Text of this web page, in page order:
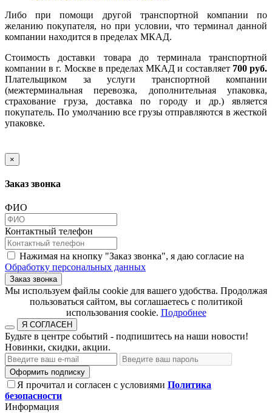
Либо при помощи другой транспортной компании по
желанию покупателя, но при условии, что терминал данной
компании находится в пределах МКАД.
Стоимость доставки товара до терминала транспортной
компании в г. Москве в пределах МКАД и составляет 700 руб.
Плательщиком за услуги транспортной компании
(межтерминальная перевозка, дополнительная упаковка,
страхование груза, доставка по городу и др.) является
покупатель. По умолчанию все грузы отправляются в жесткой
упаковке.
×
Заказ звонка
ФИО
Контактный телефон
Нажимая на кнопку "Заказ звонка", я даю согласие на
Обработку персональных данных
Заказ звонка
​​​​​​​Мы используем файлы cookie для вашего удобства. Продолжая
пользоваться сайтом, вы соглашаетесь с политикой
использования cookie.​​​​​​​ Подробнее
Я СОГЛАСЕН
Будьте в центре событий - подпишитесь на наши новости!
Новинки, скидки, акции.
Оформить подписку
Я прочитал и согласен с условиями Политика
безопасности
Информация